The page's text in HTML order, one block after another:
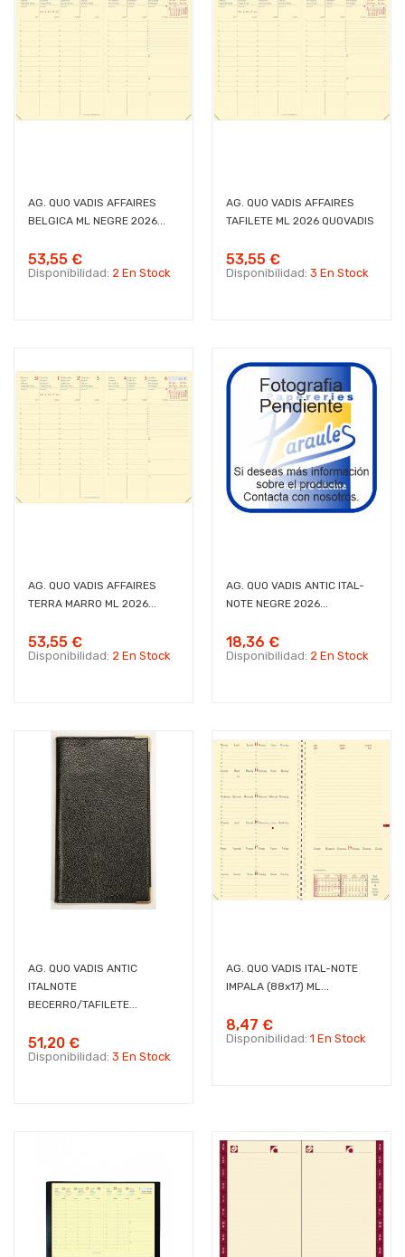
AG. QUO VADIS AFFAIRES
BELGICA ML NEGRE 2026...
53,55 €
Disponibilidad: 2 En Stock
AG. QUO VADIS AFFAIRES
TAFILETE ML 2026 QUOVADIS
53,55 €
Disponibilidad: 3 En Stock
AG. QUO VADIS AFFAIRES
TERRA MARRO ML 2026...
53,55 €
Disponibilidad: 2 En Stock
AG. QUO VADIS ANTIC ITAL-
NOTE NEGRE 2026...
18,36 €
Disponibilidad: 2 En Stock
AG. QUO VADIS ANTIC
ITALNOTE
BECERRO/TAFILETE...
51,20 €
Disponibilidad: 3 En Stock
AG. QUO VADIS ITAL-NOTE
IMPALA (88x17) ML...
8,47 €
Disponibilidad: 1 En Stock